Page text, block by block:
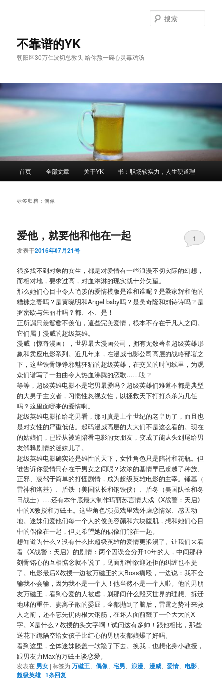
不靠谱的YK
朝阳区30万仁波切总教头 给你熬一碗心灵毒鸡汤
索
首页 全部文章 关于YK 书：职场软实力，人生硬道理
标签归档：偶像
爱他，就要他和他在一起
发表于2016年07月21号
1
很多找不到对象的女生，都是对爱情有一些浪漫不切实际的幻想，
而相对地，要求过高，对血淋淋的现实就十分失望。
那么她们心目中令人艳羡的爱情模版是谁和谁呢？是梁家辉和他的
糟糠之妻吗？是黄晓明和Angel baby吗？是吴奇隆和刘诗诗吗？是
罗密欧与朱丽叶吗？都、不、是！
正所謂只羨鴛鴦不羨仙，這些完美爱情，根本不存在于凡人之间。
它们属于漫威的超级英雄。
漫威（惊奇漫画），世界最大漫画公司，拥有无数著名超级英雄形
象和卖座电影系列。近几年来，在漫威电影公司高层的战略部署之
下，这些铁骨铮铮邪魅狂狷的超级英雄，在交叉的时间线里， 为观
众们谱写了一曲曲令人热血沸腾的恋歌……哎？
等等，超级英雄电影不是宅男最爱吗？ 超级英雄们难道不都是典型
的大男子主义者，习惯性忽视女性， 以拯救天下打打杀杀为几任
吗？这里面哪来的爱情啊。
超级英雄电影拍给宅男看，那可真是上个世纪的老皇历了，而且也
是对女性的严重低估。起码漫威高层的大大们不是这么看的。现在
的姑娘们，已经从被迫陪看电影的女朋友，变成了能从头到尾给男
友解释剧情的迷妹儿了。
超级英雄电影确实还是雄性的天下，女性角色只是陪衬和花瓶。但
谁告诉你爱情只存在于男女之间呢？浓浓的基情早已超越了种族、
正邪、凌驾于简单的打怪剧情，成为超级英雄电影的主宰。锤基（
雷神和洛基）、盾铁（美国队长和钢铁侠）、盾冬（美国队长和冬
日战士）….还有本年底最大制作玛丽苏言情大戏《X战警：天启》
中的X教授和万磁王。这些角色/演员戏里戏外虐恋情深、感天动
地。迷妹们爱他们每一个人的俊美容颜和六块腹肌，想和她们心目
中的偶像在一起，但更希望她的偶像们能在一起。
想知道为什么？没有什么比超级英雄的爱情更浪漫了。让我们来看
看《X战警：天启》的剧情：两个因误会分开10年的人，中间那种
刻骨铭心的互相惦念就不说了， 见面那种欲迎还拒的纠缠也不提
了。 电影最后X教授一边被万磁王的大Boss痛殴，一边说：我不会
输我不会输，因为我不是一个人！他当然不是一个人啦。他的男朋
友万磁王，看到心爱的人被虐，刹那间什么毁灭世界的理想、拆迁
地球的重任、妻离子散的委屈，全都抛到了脑后，雷霆之势冲来救
人之前，还不忘先扔两根大钢筋，在坏人面前戳了一个大大的X
字。X是什么？教授的头文字啊！试问这有多帅！跟他相比，那些
送花下跪隔空给女孩子比红心的男朋友都娘爆了好吗。
看到这里，全体迷妹膝盖一软跪了下去。换我，也想化身小教授，
跟男友力Max的万磁王谈恋爱。
发表在 男女 |标签为 万磁王 、偶像 、宅男 、浪漫 、漫威 、爱情 、电影
超级英雄 |1条回复